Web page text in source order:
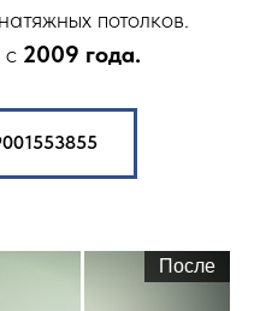
потолков.
2009 года.
После